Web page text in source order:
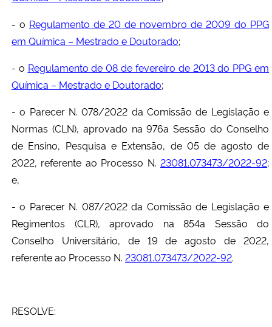
- o Regulamento de 20 de novembro de 2009 do PPG
em Química – Mestrado e Doutorado;
- o Regulamento de 08 de fevereiro de 2013 do PPG em
Química – Mestrado e Doutorado;
- o Parecer N. 078/2022 da Comissão de Legislação e
Normas (CLN), aprovado na 976a Sessão do Conselho
de Ensino, Pesquisa e Extensão, de 05 de agosto de
2022, referente ao Processo N. 23081.073473/2022-92;
e,
- o Parecer N. 087/2022 da Comissão de Legislação e
Regimentos (CLR), aprovado na 854a Sessão do
Conselho Universitário, de 19 de agosto de 2022,
referente ao Processo N. 23081.073473/2022-92.
RESOLVE: